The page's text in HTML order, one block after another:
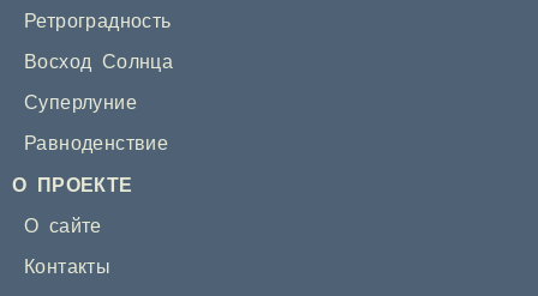
Ретроградность
Восход Солнца
Суперлуние
Равноденствие
О ПРОЕКТЕ
О сайте
Контакты